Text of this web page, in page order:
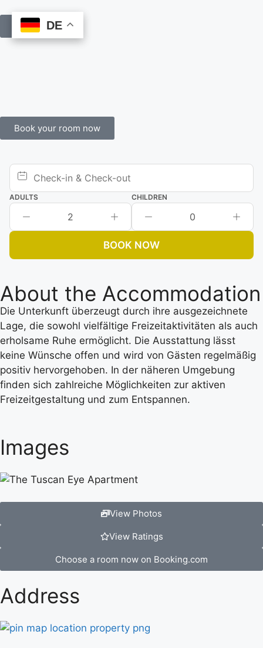
Book Online
Book your room now
ADULTS
2
CHILDREN
0
BOOK NOW
About the Accommodation
Die Unterkunft überzeugt durch ihre ausgezeichnete
Lage, die sowohl vielfältige Freizeitaktivitäten als auch
erholsame Ruhe ermöglicht. Die Ausstattung lässt
keine Wünsche offen und wird von Gästen regelmäßig
positiv hervorgehoben. In der näheren Umgebung
finden sich zahlreiche Möglichkeiten zur aktiven
Freizeitgestaltung und zum Entspannen.
Images
View Photos
View Ratings
Choose a room now on Booking.com
Address
DE
DE